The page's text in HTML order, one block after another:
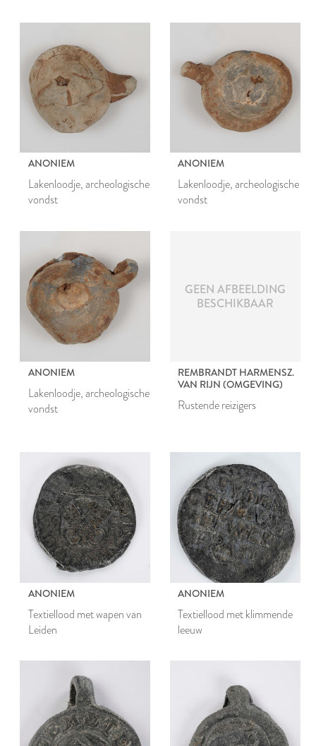
ANONIEM
Lakenloodje, archeologische
vondst
ANONIEM
Lakenloodje, archeologische
vondst
ANONIEM
Lakenloodje, archeologische
vondst
GEEN AFBEELDING
BESCHIKBAAR
REMBRANDT HARMENSZ.
VAN RIJN (OMGEVING)
Rustende reizigers
ANONIEM
Textiellood met wapen van
Leiden
ANONIEM
Textiellood met klimmende
leeuw